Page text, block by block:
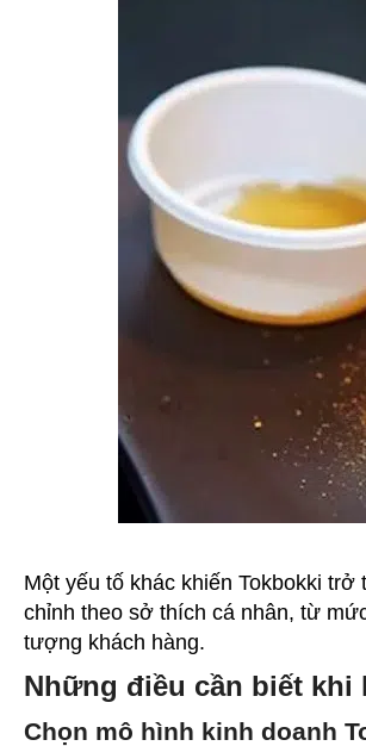
Một yếu tố khác khiến Tokbokki
chỉnh theo sở thích cá nhân, từ
tượng khách hàng.
Những điều cần biết khi
Chọn mô hình kinh doanh